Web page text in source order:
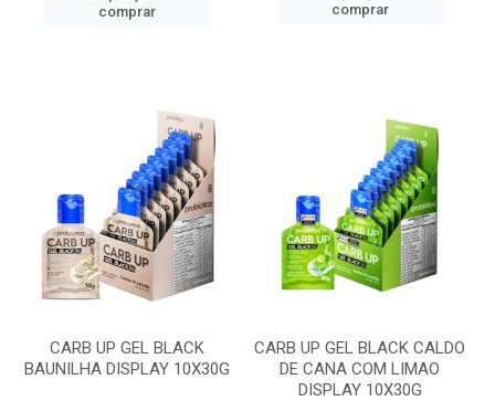
comprar
comprar
CARB UP GEL BLACK
BAUNILHA DISPLAY 10X30G
CARB UP GEL BLACK CALDO
DE CANA COM LIMAO
DISPLAY 10X30G